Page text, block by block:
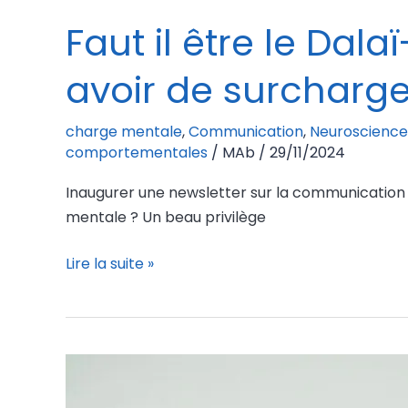
Faut il être le
avoir de
charge mentale,Communication,
comportementales / MAb / 29/11/2024
Inaugurer une newsletter sur la
mentale ? Un beau privilège
Lire la suite »